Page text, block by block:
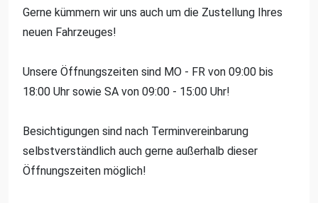
Gerne kümmern wir uns auch um die Zustellung Ihres
neuen Fahrzeuges!
Unsere Öffnungszeiten sind MO - FR von 09:00 bis
18:00 Uhr sowie SA von 09:00 - 15:00 Uhr!
Besichtigungen sind nach Terminvereinbarung
selbstverständlich auch gerne außerhalb dieser
Öffnungszeiten möglich!